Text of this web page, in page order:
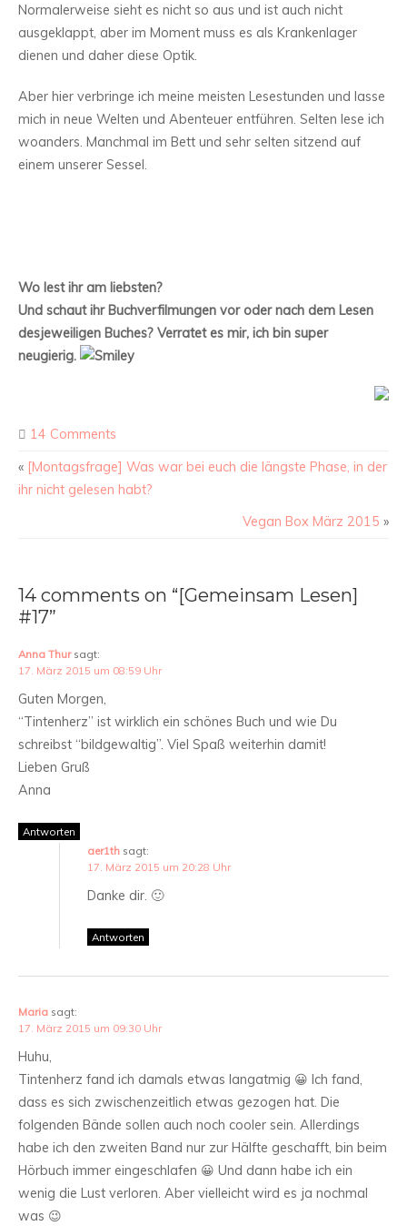
Normalerweise sieht es nicht so aus und ist auch nicht
ausgeklappt, aber im Moment muss es als Krankenlager
dienen und daher diese Optik.
Aber hier verbringe ich meine meisten Lesestunden und lasse
mich in neue Welten und Abenteuer entführen. Selten lese ich
woanders. Manchmal im Bett und sehr selten sitzend auf
einem unserer Sessel.
Wo lest ihr am liebsten?
Und schaut ihr Buchverfilmungen vor oder nach dem Lesen
desjeweiligen Buches? Verratet es mir, ich bin super
neugierig.
14 Comments
« [Montagsfrage] Was war bei euch die längste Phase, in der
ihr nicht gelesen habt?
Vegan Box März 2015 »
14 comments on “[Gemeinsam Lesen]
#17”
Anna Thur sagt:
17. März 2015 um 08:59 Uhr
Guten Morgen,
“Tintenherz” ist wirklich ein schönes Buch und wie Du
schreibst “bildgewaltig”. Viel Spaß weiterhin damit!
Lieben Gruß
Anna
Antworten
aer1th sagt:
17. März 2015 um 20:28 Uhr
Danke dir. 🙂
Antworten
Maria sagt:
17. März 2015 um 09:30 Uhr
Huhu,
Tintenherz fand ich damals etwas langatmig 😀 Ich fand,
dass es sich zwischenzeitlich etwas gezogen hat. Die
folgenden Bände sollen auch noch cooler sein. Allerdings
habe ich den zweiten Band nur zur Hälfte geschafft, bin beim
Hörbuch immer eingeschlafen 😀 Und dann habe ich ein
wenig die Lust verloren. Aber vielleicht wird es ja nochmal
was 😉